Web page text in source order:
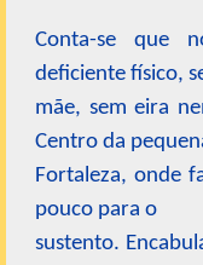
Conta-se que
deficiente físico,
mãe, sem eira
Centro da
Fortaleza, onde
pouco para o
sustento.